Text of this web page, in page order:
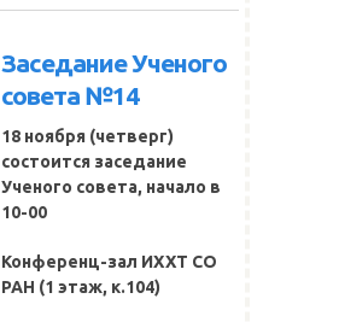
Заседание Ученого
совета №14
18 ноября (четверг)
состоится заседание
Ученого совета, начало в
10-00
Конференц-зал ИХХТ СО
РАН (1 этаж, к.104)